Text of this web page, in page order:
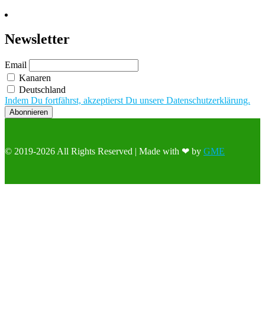
Newsletter
Email
Kanaren
Deutschland
Indem Du fortfährst, akzeptierst Du unsere Datenschutzerklärung.
© 2019-2026 All Rights Reserved | Made with ❤ by GME